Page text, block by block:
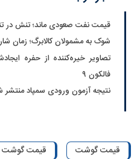
قیمت نفت صعودی ماند؛ تنش در تنگه هرمز
شوک به مشمولان کالابرگ؛ زمان
تصاویر خیره‌کننده از حفره
فالکون ۹
نتیجه آزمون ورودی سمپاد منتشر
قیمت گوشت قیمت گوشت